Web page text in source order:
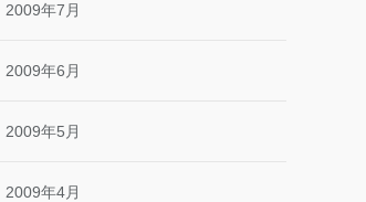
2009年7月
2009年6月
2009年5月
2009年4月